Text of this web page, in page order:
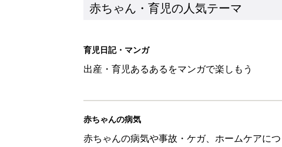
大人サンダル「サッと履きやすい！
赤ちゃん・育児
子どもの水難事故は、小1・中1の夏
赤ちゃん・育児